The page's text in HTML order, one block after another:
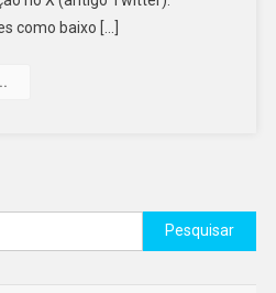
como baixo […]
Pesquisar
por: